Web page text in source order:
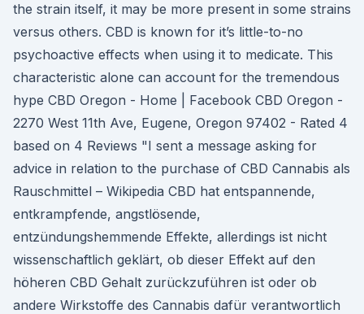
the strain itself, it may be more present in some strains
versus others. CBD is known for it’s little-to-no
psychoactive effects when using it to medicate. This
characteristic alone can account for the tremendous
hype CBD Oregon - Home | Facebook CBD Oregon -
2270 West 11th Ave, Eugene, Oregon 97402 - Rated 4
based on 4 Reviews "I sent a message asking for
advice in relation to the purchase of CBD Cannabis als
Rauschmittel – Wikipedia CBD hat entspannende,
entkrampfende, angstlösende,
entzündungshemmende Effekte, allerdings ist nicht
wissenschaftlich geklärt, ob dieser Effekt auf den
höheren CBD Gehalt zurückzuführen ist oder ob
andere Wirkstoffe des Cannabis dafür verantwortlich